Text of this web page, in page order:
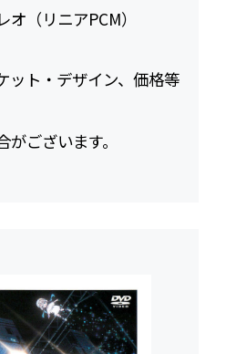
オ（リニアPCM）
ト・デザイン、価格等
ございます。